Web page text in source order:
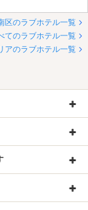
区のラブホテル一覧
てのラブホテル一覧
アのラブホテル一覧